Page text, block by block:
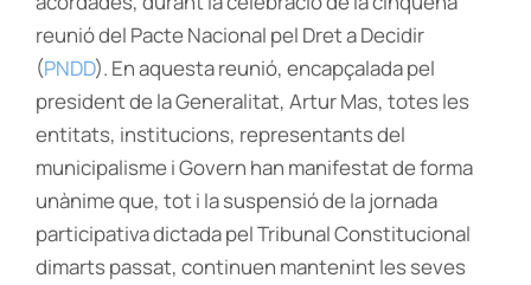
reunió del Pacte Nacional pel Dret a Decidir
(PNDD). En aquesta reunió, encapçalada pel
president de la Generalitat, Artur Mas, totes les
entitats, institucions, representants del
municipalisme i Govern han manifestat de forma
unànime que, tot i la suspensió de la jornada
participativa dictada pel Tribunal Constitucional
dimarts passat, continuen mantenint les seves